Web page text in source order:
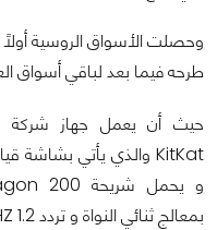
طرحه فيما بعد لباقي أسواق
بمعالج ثنائي النواة و تردد 1.2 GHZ .